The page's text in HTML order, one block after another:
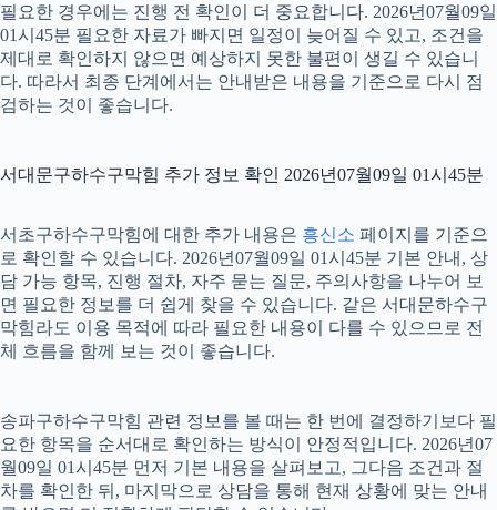
필요한 경우에는 진행 전 확인이 더 중요합니다. 2026년07월09일
01시45분 필요한 자료가 빠지면 일정이 늦어질 수 있고, 조건을
제대로 확인하지 않으면 예상하지 못한 불편이 생길 수 있습니
다. 따라서 최종 단계에서는 안내받은 내용을 기준으로 다시 점
검하는 것이 좋습니다.
서대문구하수구막힘 추가 정보 확인 2026년07월09일 01시45분
서초구하수구막힘에 대한 추가 내용은 흥신소 페이지를 기준으
로 확인할 수 있습니다. 2026년07월09일 01시45분 기본 안내, 상
담 가능 항목, 진행 절차, 자주 묻는 질문, 주의사항을 나누어 보
면 필요한 정보를 더 쉽게 찾을 수 있습니다. 같은 서대문하수구
막힘라도 이용 목적에 따라 필요한 내용이 다를 수 있으므로 전
체 흐름을 함께 보는 것이 좋습니다.
송파구하수구막힘 관련 정보를 볼 때는 한 번에 결정하기보다 필
요한 항목을 순서대로 확인하는 방식이 안정적입니다. 2026년07
월09일 01시45분 먼저 기본 내용을 살펴보고, 그다음 조건과 절
차를 확인한 뒤, 마지막으로 상담을 통해 현재 상황에 맞는 안내